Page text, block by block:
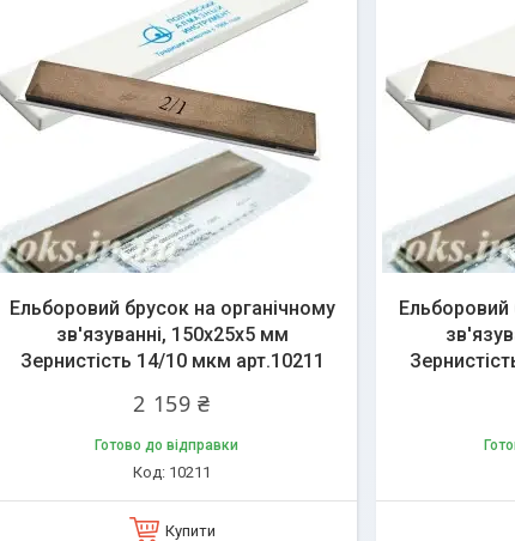
Ельборовий брусок на органічному
зв'язуванні, 150х25х5 мм
Зернистість 14/10 мкм арт.10211
2 159 ₴
Готово до відправки
10211
Купити
Ельборовий